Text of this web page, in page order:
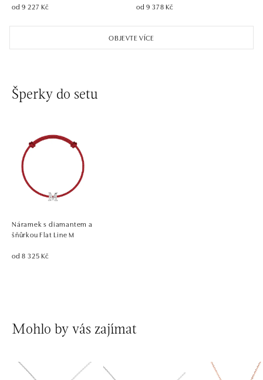
OBJEVTE VÍCE
od 9 227 Kč od 9 378 Kč
Šperky do setu
Náramek s diamantem a
šňůrkou Flat Line M
od 8 325 Kč
Mohlo by vás zajímat